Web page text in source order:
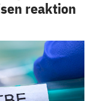
reaktion